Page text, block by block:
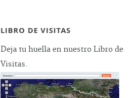
LIBRO DE VISITAS
Deja tu huella en nuestro Libro de
Visitas.